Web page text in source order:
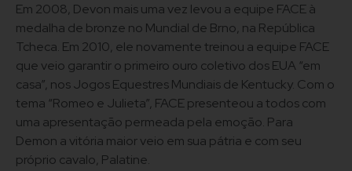
Em 2008, Devon mais uma vez levou a equipe FACE à
medalha de bronze no Mundial de Brno, na República
Tcheca. Em 2010, ele novamente treinou a equipe FACE
que veio garantir o primeiro ouro coletivo dos EUA “em
casa”, nos Jogos Equestres Mundiais de Kentucky. Com o
tema “Romeo e Julieta”, FACE presenteou a todos com
uma apresentação permeada pela emoção. Para
Demon a vitória maior veio em sua pátria e com seu
próprio cavalo, Palatine.